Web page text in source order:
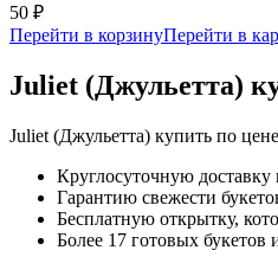
50 ₽
Перейти в корзинуПерейти в
Juliet (Джульетта)
Juliet (Джульетта) купить по
Круглосуточную
Гарантию свежести
Бесплатную открытку,
Более 17 готовых букетов